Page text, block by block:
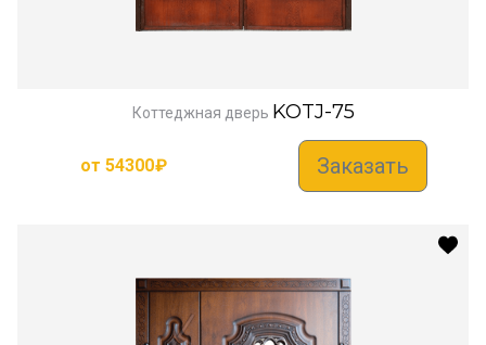
Коттеджная дверь KOTJ-75
от 54300₽ Заказать